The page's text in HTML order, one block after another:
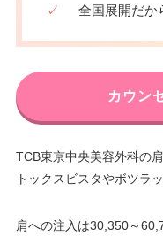
✓ 全国展開だか
カウン
TCB東京中央美容外科の
トックスビスタやボツラ
肩への注入は30,350～